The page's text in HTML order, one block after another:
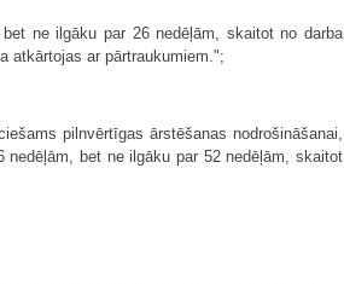
ne ilgāku par 26 nedēļām, skaitot no darba
atkārtojas ar pārtraukumiem.";
pilnvērtīgas ārstēšanas nodrošināšanai,
bet ne ilgāku par 52 nedēļām, skaitot